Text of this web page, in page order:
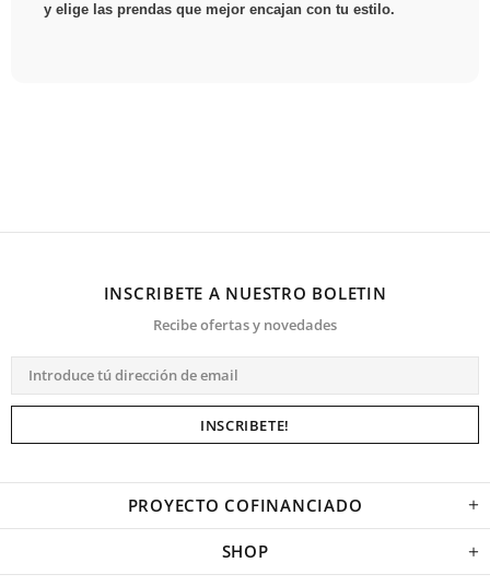
y elige las prendas que mejor encajan con tu estilo.
INSCRIBETE A NUESTRO BOLETIN
Recibe ofertas y novedades
PROYECTO COFINANCIADO
SHOP